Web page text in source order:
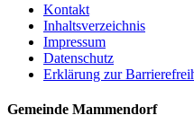
Kontakt
Inhaltsverzeichnis
Impressum
Datenschutz
Erklärung zur
Gemeinde Mammendorf